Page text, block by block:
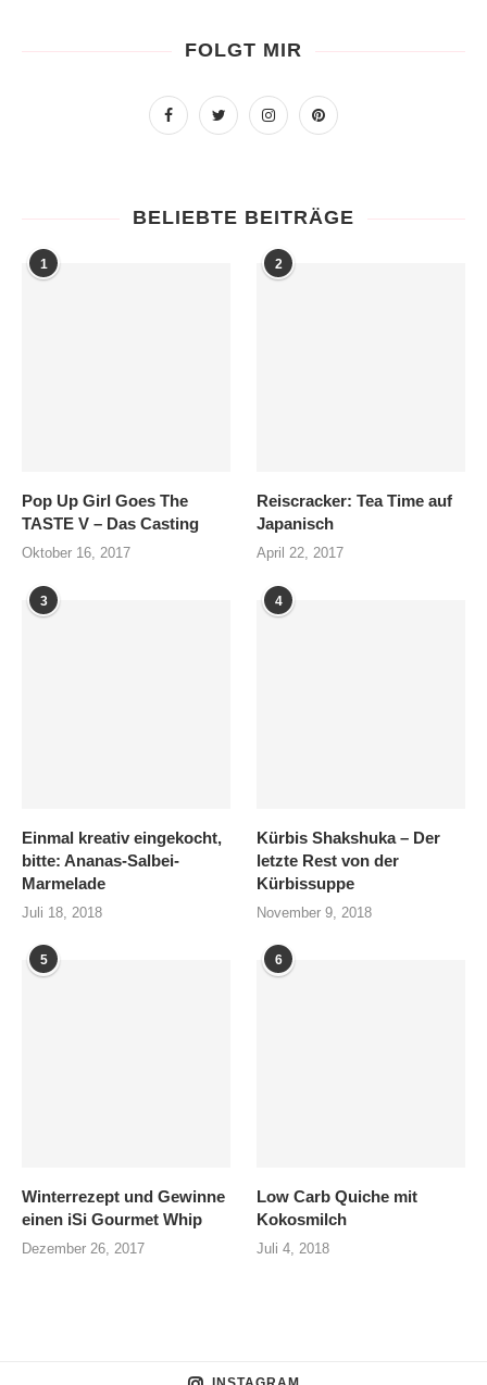
FOLGT MIR
BELIEBTE BEITRÄGE
1
Pop Up Girl Goes The
TASTE V – Das Casting
Oktober 16, 2017
2
Reiscracker: Tea Time auf
Japanisch
April 22, 2017
3
Einmal kreativ eingekocht,
bitte: Ananas-Salbei-
Marmelade
Juli 18, 2018
4
Kürbis Shakshuka – Der
letzte Rest von der
Kürbissuppe
November 9, 2018
5
Winterrezept und Gewinne
einen iSi Gourmet Whip
Dezember 26, 2017
6
Low Carb Quiche mit
Kokosmilch
Juli 4, 2018